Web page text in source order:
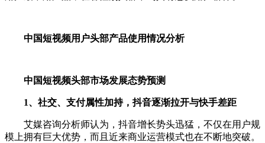
中国短视频用户头部产品使用情况分析
中国短视频头部市场发展态势预测
1、社交、支付属性加持，抖音逐渐拉开与快手差距
艾媒咨询分析师认为，抖音增长势头迅猛，不仅在用户规
模上拥有巨大优势，而且近来商业运营模式也在不断地突破。